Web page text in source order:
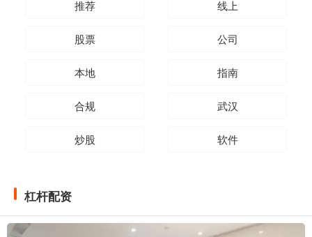
推荐 线上
股票 公司
本地 指南
合规 武汉
炒股 软件
杠杆配资